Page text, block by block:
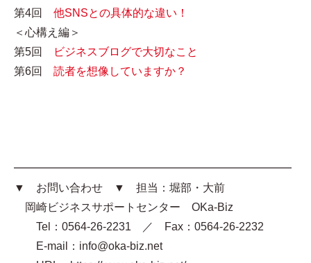
第4回 他SNSとの具体的な違い！
＜心構え編＞
第5回
ビジネスブログで大切なこと
第6回 読者を想像していますか？
━━━━━━━━━━━━━━━━━━━━━━━━━
▼ お問い合わせ ▼ 担当：堀部・大前
岡崎ビジネスサポートセンター OKa-Biz
Tel：0564-26-2231 ／ Fax：0564-26-2232
E-mail：info@oka-biz.net